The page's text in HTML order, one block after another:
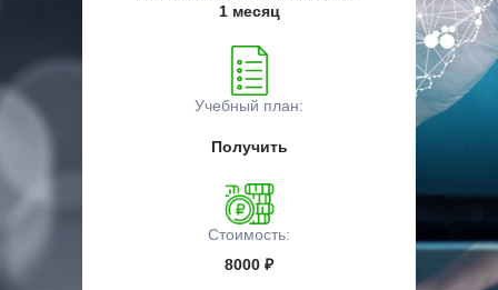
1 месяц
Учебный план:
Получить
Стоимость:
8000 ₽